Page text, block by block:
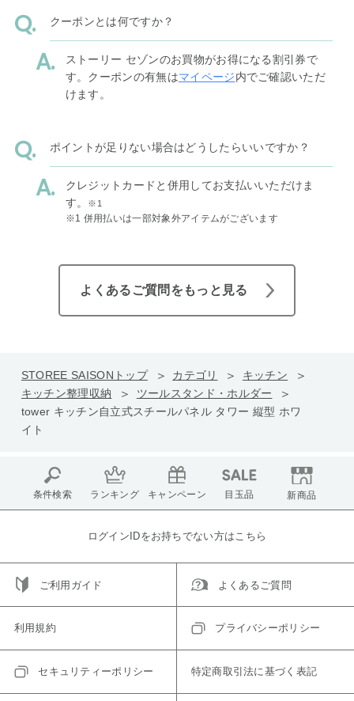
クーポンとは何ですか？
ストーリー セゾンのお買物がお得になる割引券で
す。クーポンの有無はマイページ内でご確認いただ
けます。
ポイントが足りない場合はどうしたらいいですか？
クレジットカードと併用してお支払いいただけま
す。
※1
※1 併用払いは一部対象外アイテムがございます
よくあるご質問をもっと見る
STOREE SAISONトップ カテゴリ
キッチン
キッチン整理収納
ツールスタンド・ホルダー
tower キッチン自立式スチールパネル タワー 縦型 ホワ
イト
条件検索 ランキング キャンペーン 目玉品 新商品
ログインIDをお持ちでない方はこちら
ご利用ガイド よくあるご質問
利用規約 プライバシーポリシー
セキュリティーポリシー 特定商取引法に基づく表記